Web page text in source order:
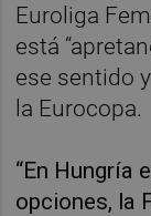
Euroliga
está
ese sentido
la Eurocopa.
“En Hungría
opciones, la